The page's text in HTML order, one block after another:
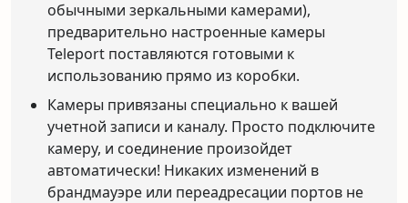
обычными зеркальными камерами),
предварительно настроенные камеры
Teleport поставляются готовыми к
использованию прямо из коробки.
Камеры привязаны специально к вашей
учетной записи и каналу. Просто подключите
камеру, и соединение произойдет
автоматически! Никаких изменений в
брандмауэре или переадресации портов не